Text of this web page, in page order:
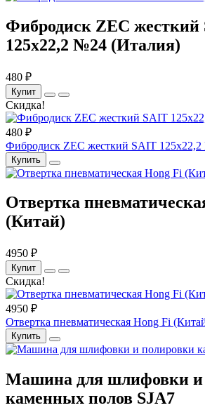
Фибродиск ZEC жесткий
125х22,2 №24 (Италия)
480 ₽
Купит
Скидка!
480 ₽
Фибродиск ZEC жесткий SAIT
Купить
Отвертка
(Китай)
4950 ₽
Купит
Скидка!
4950 ₽
Отвертка пневматическая Hong Fi
Купить
Машина для шлифовки и
каменных полов SJA7